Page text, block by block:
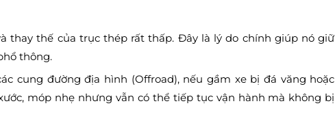
thay thế của trục thép rất thấp. Đây là lý do chính giúp nó giữ
thông.
cung đường địa hình (Offroad), nếu gầm xe bị đá văng hoặc
móp nhẹ nhưng vẫn có thể tiếp tục vận hành mà không bị